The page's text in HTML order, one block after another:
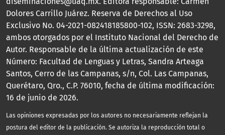
Dolores Carrillo Juárez. Reserva de Derechos al Uso
Exclusivo No. 04-2021-082418185800-102, ISSN: 2683-3298,
ambos otorgados por el Instituto Nacional del Derecho de
Autor. Responsable de la última actualización de este
Número: Facultad de Lenguas y Letras, Sandra Arteaga
Santos, Cerro de las Campanas, s/n, Col. Las Campanas,
Querétaro, Qro., C.P. 76010, fecha de última modificación:
16 de junio de 2026.
Las opiniones expresadas por los autores no necesariamente reflejan la
postura del editor de la publicación. Se autoriza la reproducción total o